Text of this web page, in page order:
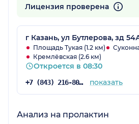
Лицензия проверена
г Казань, ул Бутлерова, зд
Площадь Тукая (1.2 км)
Кремлёвская (2.6 км)
Откроется в 08:30
+7 (843) 216-80-31 показать
Анализ на пролактин